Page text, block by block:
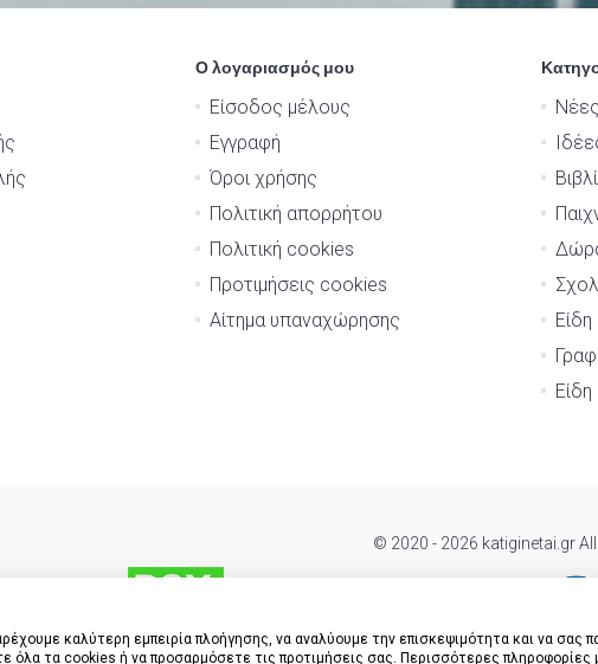
Ο λογαριασμός μου
Είσοδος μέλους
Εγγραφή
Όροι χρήσης
Πολιτική απορρήτου
Πολιτική cookies
Προτιμήσεις cookies
Αίτημα υπαναχώρησης
© 2020 - 2026 katiginetai.gr All
καλύτερη εμπειρία πλοήγησης, να αναλύουμε την επισκεψιμότητα και να σας
όλα τα cookies ή να προσαρμόσετε τις προτιμήσεις σας. Περισσότερες πληροφορίες